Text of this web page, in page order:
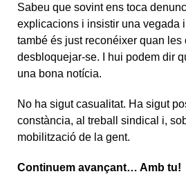
Sabeu que sovint ens toca
explicacions i insistir una vegada
també és just reconéixer quan les
desbloquejar-se. I hui podem dir
una bona notícia.
No ha sigut casualitat. Ha sigut
constància, al treball sindical i,
mobilització de la gent.
Continuem avançant… Amb tu!